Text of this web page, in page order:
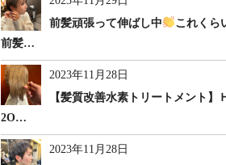
前髪頑張って伸ばし中
これくら
前髪…
2023年11月28日
【髪質改善水素トリートメント】Ｈ
2O…
2023年11月28日